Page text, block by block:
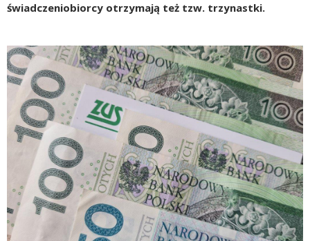
świadczeniobiorcy otrzymają też tzw. trzynastki.